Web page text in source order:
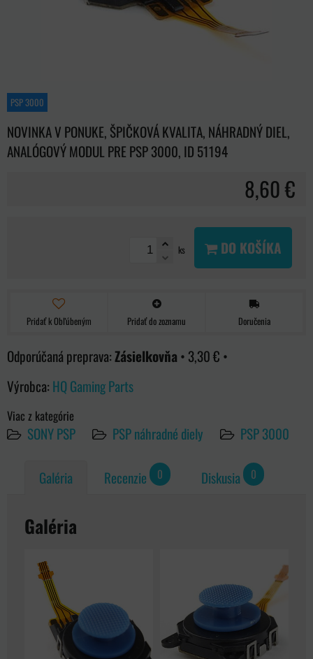
PSP 3000
NOVINKA V PONUKE, ŠPIČKOVÁ KVALITA, NÁHRADNÝ DIEL,
ANALÓGOVÝ MODUL PRE PSP 3000, ID 51194
8,60 €
ks DO KOŠÍKA
Pridať k Obľúbeným Pridať do zoznamu Doručenia
Zásielkovňa • 3,30 € •
Výrobca: HQ Gaming Parts
Viac z kategórie
SONY PSP PSP náhradné diely PSP 3000
Galéria Recenzie 0 Diskusia 0
Galéria